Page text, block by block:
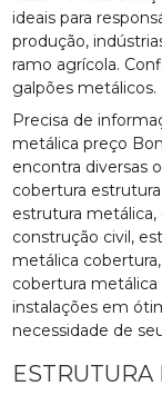
ideais para
produção,
ramo agrícola.
galpões metálicos.
Precisa de
metálica preço
encontra diversas
cobertura
estrutura metálica,
construção civil,
metálica
cobertura
instalações em
necessidade de
ESTRUTURA